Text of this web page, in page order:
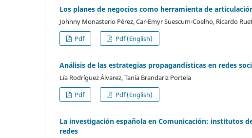
Los planes de negocios como herramienta de
Johnny Monasterio Pérez, Car-Emyr Suescum-Coelho, Ricardo
Pdf
Pdf (English)
Análisis de las estrategias propagandísticas en redes
Lía Rodríguez Álvarez, Tania Brandariz Portela
Pdf
Pdf (English)
La investigación española en Comunicación: institutos
redes